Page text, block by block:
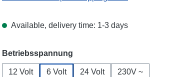
Available, delivery time: 1-3 days
Select
Betriebsspannung
12 Volt 6 Volt 24 Volt 230V ~